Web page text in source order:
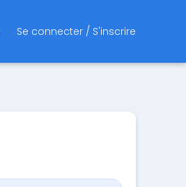
Se connecter / S'inscrire